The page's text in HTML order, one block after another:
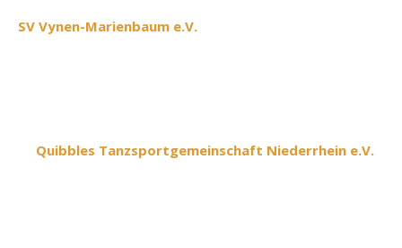
SV Vynen-Marienbaum e.V.
Quibbles Tanzsportgemeinschaft Niederrhein e.V.